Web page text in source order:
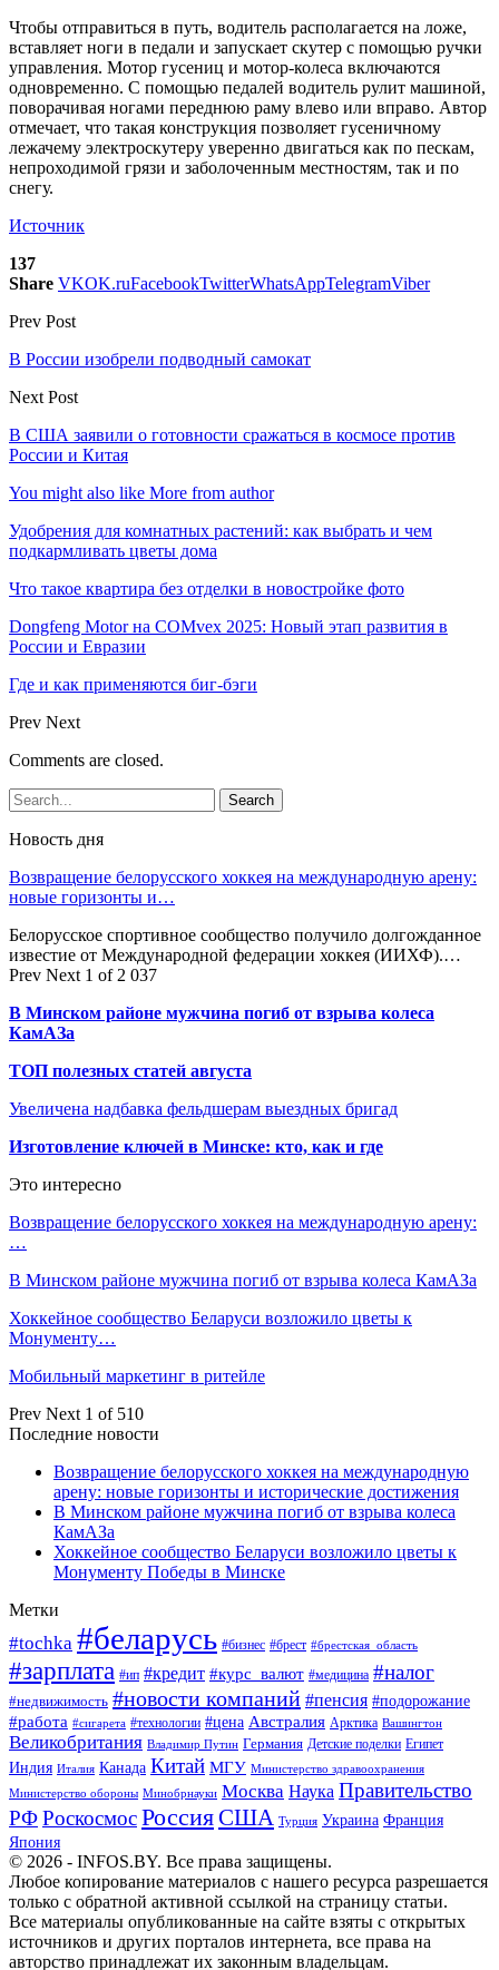
Чтобы отправиться в путь, водитель располагается на ложе,
вставляет ноги в педали и запускает скутер с помощью ручки
управления. Мотор гусениц и мотор-колеса включаются
одновременно. С помощью педалей водитель рулит машиной,
поворачивая ногами переднюю раму влево или вправо. Автор
отмечает, что такая конструкция позволяет гусеничному
лежачему электроскутеру уверенно двигаться как по пескам,
непроходимой грязи и заболоченным местностям, так и по
снегу.
Источник
137
Share VKOK.ruFacebookTwitterWhatsAppTelegramViber
Prev Post
В России изобрели подводный самокат
Next Post
В США заявили о готовности сражаться в космосе против
России и Китая
You might also like More from author
Удобрения для комнатных растений: как выбрать и чем
подкармливать цветы дома
Что такое квартира без отделки в новостройке фото
Dongfeng Motor на COMvex 2025: Новый этап развития в
России и Евразии
Где и как применяются биг-бэги
Prev Next
Comments are closed.
Новость дня
Возвращение белорусского хоккея на международную арену:
новые горизонты и…
Белорусское спортивное сообщество получило долгожданное
известие от Международной федерации хоккея (ИИХФ).…
Prev Next 1 of 2 037
В Минском районе мужчина погиб от взрыва колеса
КамАЗа
ТОП полезных статей августа
Увеличена надбавка фельдшерам выездных бригад
Изготовление ключей в Минске: кто, как и где
Это интересно
Возвращение белорусского хоккея на международную арену:
…
В Минском районе мужчина погиб от взрыва колеса КамАЗа
Хоккейное сообщество Беларуси возложило цветы к
Монументу…
Мобильный маркетинг в ритейле
Prev Next 1 of 510
Последние новости
Возвращение белорусского хоккея на международную
арену: новые горизонты и исторические достижения
В Минском районе мужчина погиб от взрыва колеса
КамАЗа
Хоккейное сообщество Беларуси возложило цветы к
Монументу Победы в Минске
Метки
#tochka #беларусь #бизнес #брест #брестская_область
#зарплата #ип #кредит #курс_валют #медицина #налог
#недвижимость #новости компаний #пенсия #подорожание
#работа #сигарета #технологии #цена Австралия Арктика Вашингтон
Великобритания Владимир Путин Германия Детские поделки Египет
Индия Италия Канада Китай МГУ Министерство здравоохранения
Министерство обороны Минобрнауки Москва Наука Правительство
РФРоскосмосРоссияСША Турция Украина Франция
Япония
© 2026 - INFOS.BY. Все права защищены.
Любое копирование материалов с нашего ресурса разрешается
только с обратной активной ссылкой на страницу статьи.
Все материалы опубликованные на сайте взяты с открытых
источников и других порталов интернета, все права на
авторство принадлежат их законным владельцам.